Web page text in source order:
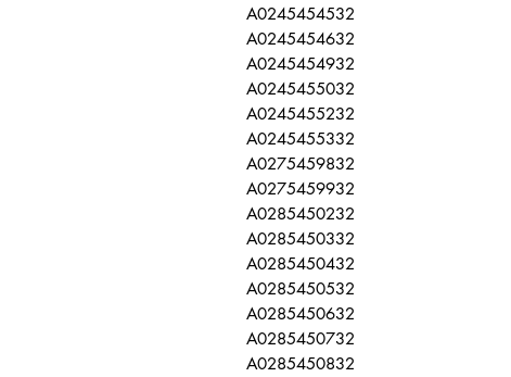
A0245454532
A0245454632
A0245454932
A0245455032
A0245455232
A0245455332
A0275459832
A0275459932
A0285450232
A0285450332
A0285450432
A0285450532
A0285450632
A0285450732
A0285450832